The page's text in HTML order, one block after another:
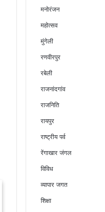
मनोरंजन
महोत्सव
मुंगेली
रणवीरपुर
रबेली
राजनांदगांव
राजनिति
रायपुर
राष्ट्रीय पर्व
रेंगाखार जंगल
विविध
व्यापार जगत
शिक्षा